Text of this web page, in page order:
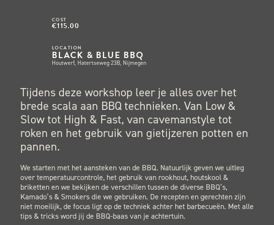
COST
€115.00
LOCATION
BLACK & BLUE BBQ
Houtwerf, Hatertseweg 23B, Nijmegen
Tijdens deze workshop leer je alles over het
brede scala aan BBQ technieken. Van Low &
Slow tot High & Fast, van cavemanstyle tot
roken en het gebruik van gietijzeren potten en
pannen.
We starten met het aansteken van de BBQ. Natuurlijk geven we uitleg
over temperatuurcontrole, het gebruik van rookhout, houtskool &
briketten en we bekijken de verschillen tussen de diverse BBQ’s,
Kamado’s & Smokers die we gebruiken. De recepten en gerechten zijn
niet moeilijk, de focus ligt op de techniek achter het barbecueën. Met alle
tips & tricks word jij de BBQ-baas van je achtertuin.